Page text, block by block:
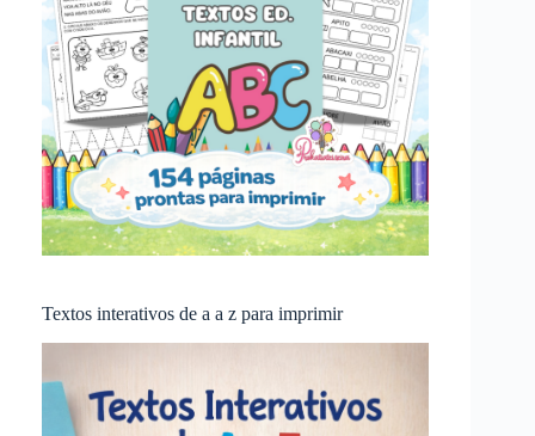
Textos interativos de a a z para imprimir